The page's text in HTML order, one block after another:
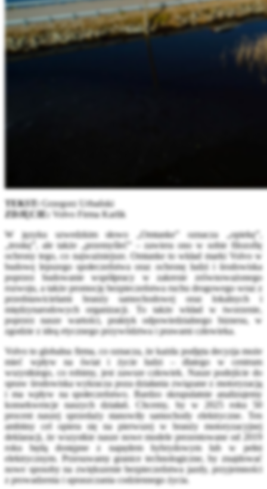
TEKST: Grzegorz Urbański
ZDJĘCIE: Volvo Firma Karlik
W języku szwedzkim słowo „Omtanke” oznacza „opiekę”,
„troskę”, ale także „przemyśleć” – zawiera ono w sobie filozofię
ochrony tego, co najważniejsze. Omtanke to wkład marki Volvo w
budowę lepszego społeczeństwa oraz ochronę ludzi i środowiska
poprzez budowanie współpracy w zakresie zrównoważonego
rozwoju, a także promocję bezpieczeństwa ruchu drogowego wraz z
przedstawicielami branży samochodowej oraz lokalnych i
międzynarodowych organizacji. To także wkład w tworzenie,
poprzez nasze wartości, praktyk odpowiedzialnego biznesu, w
zgodzie z ideą etycznego przywództwa i prawami człowieka.
Volvo to globalna firma, co oznacza, że każda podjęta decyzja może
mieć wpływ na świat i życie ludzi – dlatego w centrum
wszystkiego, co robimy, jest zawsze człowiek. Nasze podejście do
spraw środowiska wykracza poza działania związane z motoryzacją
i ma wpływ na społeczeństwo. Bardzo skrupulatnie analizujemy
konsekwencje naszych działań. Chcemy, by w 2025 roku 50
procent naszej sprzedaży stanowiły samochody elektryczne. Ten
ambitny cel opiera się na pierwszej w branży motoryzacyjnej
deklaracji, że wszystkie nasze nowe modele prezentowane od 2019
roku będą dostępne z napędem hybrydowym lub w pełni
elektrycznym. Przesuwamy granice technologiczne, by znajdować
nowe sposoby na zwiększenie bezpieczeństwa jazdy, przyjemności
z prowadzenia i upraszczania codziennego życia.